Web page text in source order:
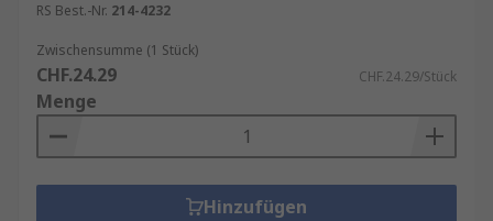
RS Best.-Nr. 214-4232
Zwischensumme (1 Stück)
CHF.24.29 CHF.24.29/Stück
Menge
Hinzufügen